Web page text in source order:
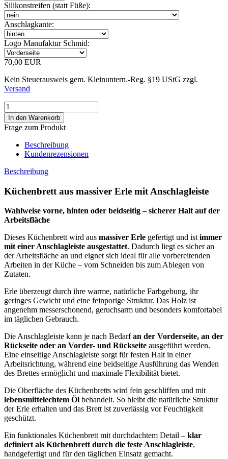
Silikonstreifen (statt Füße):
Anschlagkante:
Logo Manufaktur Schmid:
70,00 EUR
Kein Steuerausweis gem. Kleinuntern.-Reg. §19 UStG zzgl.
Versand
Frage zum Produkt
Beschreibung
Kundenrezensionen
Beschreibung
Küchenbrett aus massiver Erle mit Anschlagleiste
Wahlweise vorne, hinten oder beidseitig – sicherer Halt auf der
Arbeitsfläche
Dieses Küchenbrett wird aus massiver Erle gefertigt und ist immer
mit einer Anschlagleiste ausgestattet. Dadurch liegt es sicher an
der Arbeitsfläche an und eignet sich ideal für alle vorbereitenden
Arbeiten in der Küche – vom Schneiden bis zum Ablegen von
Zutaten.
Erle überzeugt durch ihre warme, natürliche Farbgebung, ihr
geringes Gewicht und eine feinporige Struktur. Das Holz ist
angenehm messerschonend, geruchsarm und besonders komfortabel
im täglichen Gebrauch.
Die Anschlagleiste kann je nach Bedarfan der Vorderseite, an der
Rückseite oder an Vorder- und Rückseite ausgeführt werden.
Eine einseitige Anschlagleiste sorgt für festen Halt in einer
Arbeitsrichtung, während eine beidseitige Ausführung das Wenden
des Brettes ermöglicht und maximale Flexibilität bietet.
Die Oberfläche des Küchenbretts wird fein geschliffen und mit
lebensmittelechtem Öl behandelt. So bleibt die natürliche Struktur
der Erle erhalten und das Brett ist zuverlässig vor Feuchtigkeit
geschützt.
Ein funktionales Küchenbrett mit durchdachtem Detail – klar
definiert als Küchenbrett durch die feste Anschlagleiste,
handgefertigt und für den täglichen Einsatz gemacht.